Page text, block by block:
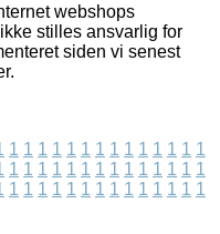
webshops
stilles ansvarlig for
siden vi senest
1 1 1 1 1 1 1 1 1 1 1 1 1 1
1 1 1 1 1 1 1 1 1 1 1 1 1 1
1 1 1 1 1 1 1 1 1 1 1 1 1 1